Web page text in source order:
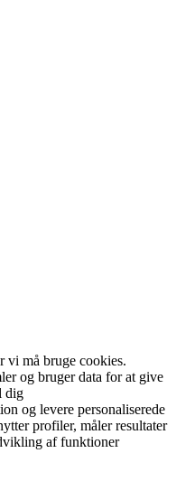
vi må bruge cookies.
og bruger data for at give
dig
og levere personaliserede
profiler, måler resultater
af funktioner